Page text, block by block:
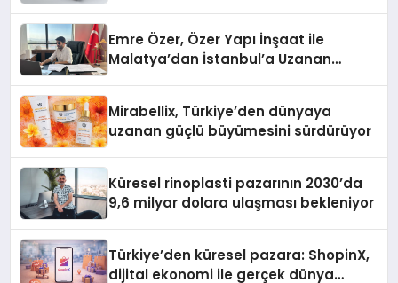
Emre Özer, Özer Yapı İnşaat ile
Malatya’dan İstanbul’a Uzanan
Mirabellix, Türkiye’den dünyaya
uzanan güçlü büyümesini sürdürüyor
Küresel rinoplasti pazarının 2030’da
9,6 milyar dolara ulaşması bekleniyor
Türkiye’den küresel pazara: ShopinX,
dijital ekonomi ile gerçek dünya